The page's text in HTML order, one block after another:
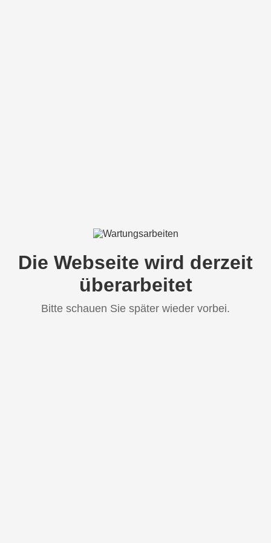
Die Webseite wird derzeit
überarbeitet
Bitte schauen Sie später wieder vorbei.